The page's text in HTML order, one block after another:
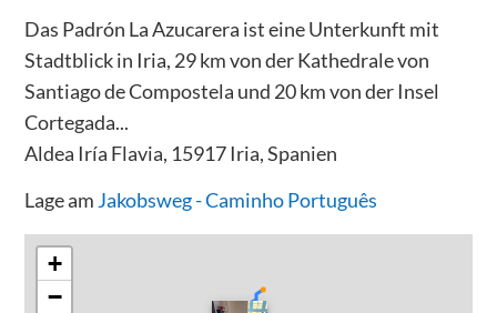
Das Padrón La Azucarera ist eine Unterkunft mit
Stadtblick in Iria, 29 km von der Kathedrale von
Santiago de Compostela und 20 km von der Insel
Cortegada...
Aldea Iría Flavia, 15917 Iria, Spanien
Lage am Jakobsweg - Caminho Português
+
−